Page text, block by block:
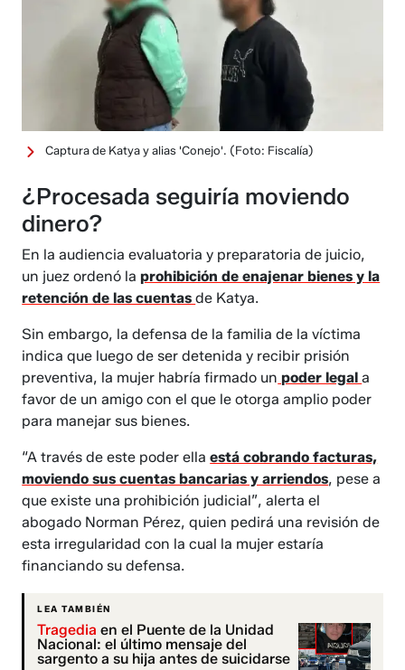
Captura de Katya y alias 'Conejo'. (Foto: Fiscalía)
¿Procesada seguiría moviendo
dinero?
En la audiencia evaluatoria y preparatoria de juicio,
un juez ordenó laprohibición de enajenar bienes y la
retención de las cuentasde Katya.
Sin embargo, la defensa de la familia de la víctima
indica que luego de ser detenida y recibir prisión
preventiva, la mujer habría firmado un poder legala
favor de un amigo con el que le otorga amplio poder
para manejar sus bienes.
“A través de este poder ellaestá cobrando facturas,
moviendo sus cuentas bancarias y arriendos, pese a
que existe una prohibición judicial”, alerta el
abogado Norman Pérez, quien pedirá una revisión de
esta irregularidad con la cual la mujer estaría
financiando su defensa.
LEA TAMBIÉN
Tragedia en el Puente de la Unidad
Nacional: el último mensaje del
sargento a su hija antes de suicidarse